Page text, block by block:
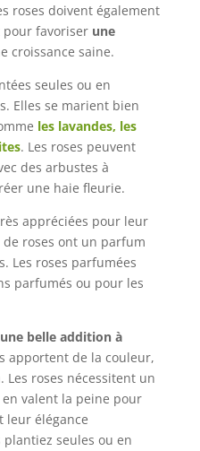
roses doivent également
favoriser une
croissance saine.
seules ou en
Elles se marient bien
les lavandes, les
. Les roses peuvent
des arbustes à
une haie fleurie.
appréciées pour leur
roses ont un parfum
Les roses parfumées
parfumés ou pour les
belle addition à
apportent de la couleur,
. Les roses nécessitent un
valent la peine pour
leur élégance
seules ou en